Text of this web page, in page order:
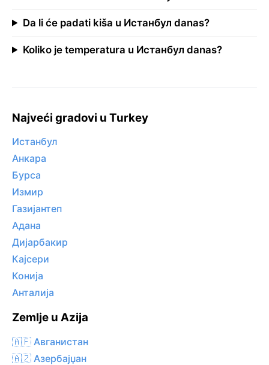
Da li će padati kiša u Истанбул danas?
Koliko je temperatura u Истанбул danas?
Najveći gradovi u Turkey
Истанбул
Анкара
Бурса
Измир
Газијантеп
Адана
Дијарбакир
Кајсери
Конија
Анталија
Zemlje u Azija
🇦🇫 Авганистан
🇦🇿 Азербајџан